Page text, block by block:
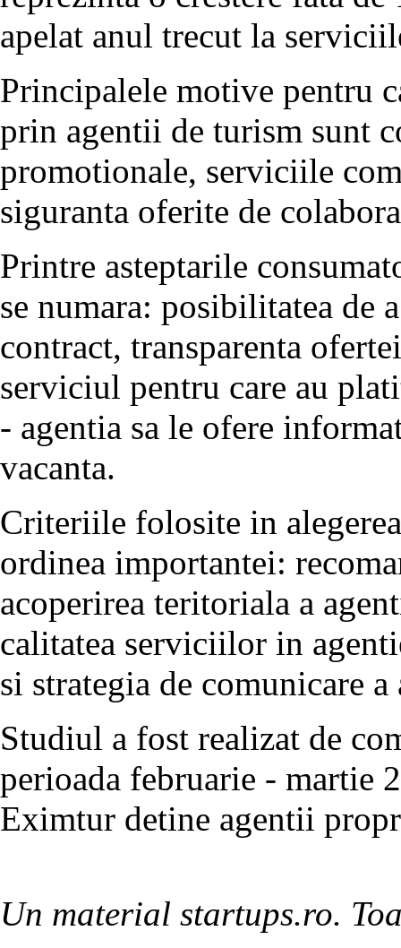
apelat anul trecut la
Principalele motive pentru
prin agentii de turism sunt
promotionale, serviciile
siguranta oferite de
Printre asteptarile
se numara: posibilitatea de
contract, transparenta
serviciul pentru care au
- agentia sa le ofere
vacanta.
Criteriile folosite in
ordinea importantei:
acoperirea teritoriala a
calitatea serviciilor in
si strategia de comunicare a
Studiul a fost realizat de
perioada februarie - martie
Eximtur detine agentii
Un material startups.ro.